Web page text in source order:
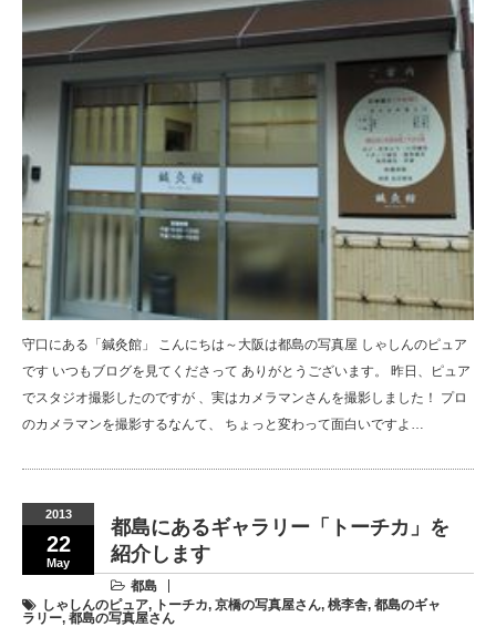
守口にある「鍼灸館」 こんにちは～大阪は都島の写真屋 しゃしんのピュア
です いつもブログを見てくださって ありがとうございます。 昨日、ピュア
でスタジオ撮影したのですが 、実はカメラマンさんを撮影しました！ プロ
のカメラマンを撮影するなんて、 ちょっと変わって面白いですよ…
2013
22
May
都島にあるギャラリー「トーチカ」を
紹介します
都島
しゃしんのピュア, トーチカ, 京橋の写真屋さん, 桃李舎, 都島のギャ
ラリー, 都島の写真屋さん